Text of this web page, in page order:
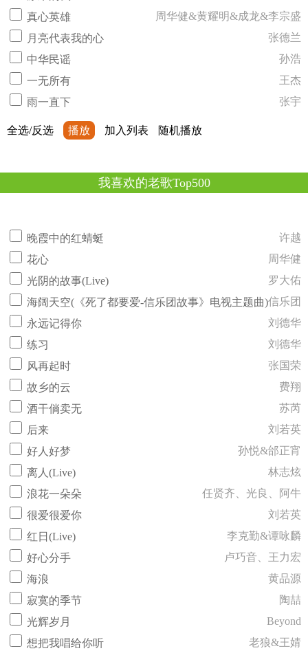
真心英雄
周华健&黄耀明&成龙&李宗盛
月亮代表我的心
张德兰
中华民谣
孙浩
一无所有
王杰
雨一直下
张宇
全选/反选 播放 加入列表 随机播放
我喜欢的老歌Top500
晚霞中的红蜻蜓
许越
花心
周华健
光阴的故事(Live)
罗大佑
海阔天空(《死了都要爱-信乐团故事》电视主题曲)信乐团
永远记得你
刘德华
练习
刘德华
风再起时
张国荣
故乡的云
费翔
酒干倘卖无
苏芮
后来
刘若英
好人好梦
孙悦&邰正宵
离人(Live)
林志炫
浪花一朵朵
任贤齐、光良、阿牛
很爱很爱你
刘若英
红日(Live)
李克勤&谭咏麟
好心分手
卢巧音、王力宏
海浪
黄品源
寂寞的季节
陶喆
光辉岁月
Beyond
想把我唱给你听
老狼&王婧